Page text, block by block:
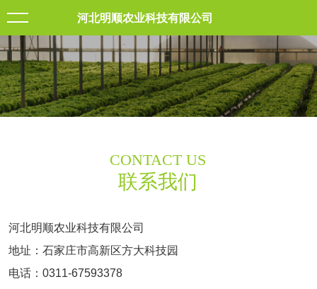
河北明顺农业科技有限公司
CONTACT US
联系我们
河北明顺农业科技有限公司
地址：石家庄市高新区方大科技园
电话：0311-67593378